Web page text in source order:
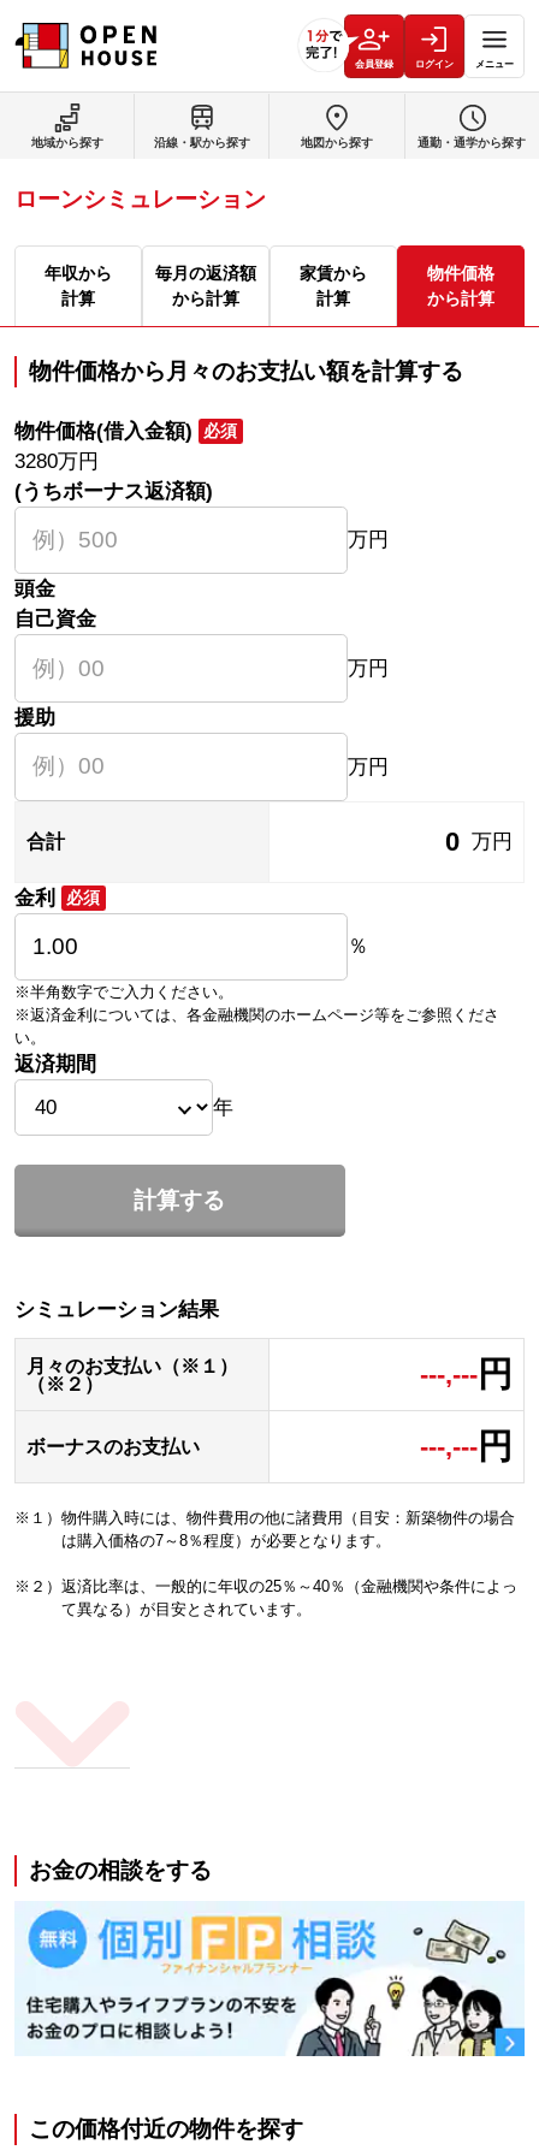
会員登録 ログイン メニュー
地域から探す 沿線・駅から探す 地図から探す 通勤・通学から探す
ローンシミュレーション
年収から
計算
毎月の返済額
から計算
家賃から
計算
物件価格
から計算
物件価格から月々のお支払い額を計算する
物件価格(借入金額) 必須
3280万円
(うちボーナス返済額)
万円
頭金
自己資金
万円
援助
万円
合計 0 万円
金利 必須
％
※半角数字でご入力ください。
※返済金利については、各金融機関のホームページ等をご参照くださ
い。
返済期間
年
計算する
シミュレーション結果
月々のお支払い（※１）
（※２）
---,---円
ボーナスのお支払い ---,---円
※１）物件購入時には、物件費用の他に諸費用（目安：新築物件の場合
は購入価格の7～8％程度）が必要となります。
※２）返済比率は、一般的に年収の25％～40％（金融機関や条件によっ
て異なる）が目安とされています。
お金の相談をする
この価格付近の物件を探す